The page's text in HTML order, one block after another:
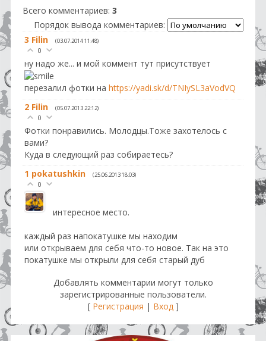
Всего комментариев: 3
Порядок вывода комментариев:
3 Filin (03.07.2014 11:48)
0
ну надо же... и мой коммент тут присутствует
перезалил фотки на https://yadi.sk/d/TNIySL3aVodVQ
2 Filin (05.07.2013 22:12)
0
Фотки понравились. Молодцы.Тоже захотелось с
вами?
Куда в следующий раз собираетесь?
1 pokatushkin (25.06.2013 18:03)
0
интересное место.
каждый раз напокатушке мы находим
или открываем для себя что-то новое. Так на это
покатушке мы открыли для себя старый дуб
Добавлять комментарии могут только
зарегистрированные пользователи.
[ Регистрация | Вход]